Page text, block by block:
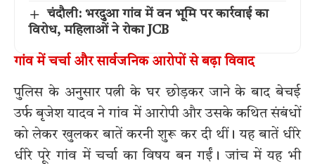
चंदौली: भरदुआ गांव में वन भूमि पर कार्रवाई का
विरोध, महिलाओं ने रोका JCB
गांव में चर्चा और सार्वजनिक आरोपों से बढ़ा विवाद
पुलिस के अनुसार पत्नी के घर छोड़कर जाने के बाद बेचई
उर्फ बृजेश यादव ने गांव में आरोपी और उसके कथित संबंधों
को लेकर खुलकर बातें करनी शुरू कर दी थीं। यह बातें धीरे
धीरे पूरे गांव में चर्चा का विषय बन गईं। जांच में यह भी